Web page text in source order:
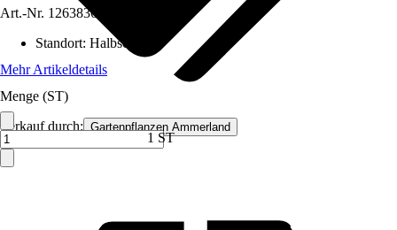
Verkauf durch: Gartenpflanzen Ammerland
Art.-Nr. 12638361
Standort: Halbschatten
Mehr Artikeldetails
Menge (ST)
1 ST